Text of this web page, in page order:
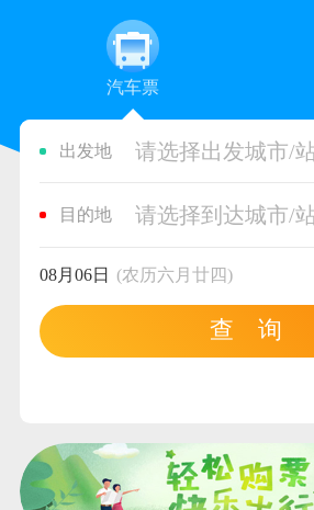
汽车票
出发地 请选择出发城市/
目的地 请选择到达城市/
08月06日 (农历六月廿四)
查 询